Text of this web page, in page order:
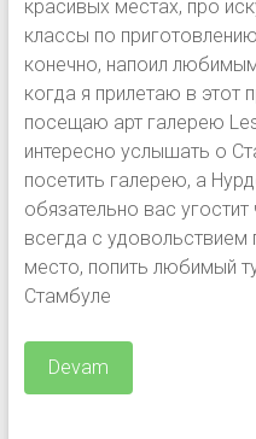
красивых местах, про
классы по
конечно, напоил
когда я прилетаю в этот
посещаю арт галерею
интересно услышать о
посетить галерею, а
обязательно вас
всегда с
место, попить любимый
Стамбуле
Devam